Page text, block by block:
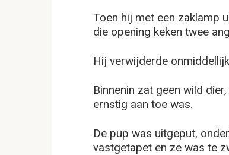
Toen hij met een zaklamp
die opening keken twee
Hij verwijderde
Binnenin zat geen wild
ernstig aan toe was.
De pup was uitgeput,
vastgetapet en ze was te